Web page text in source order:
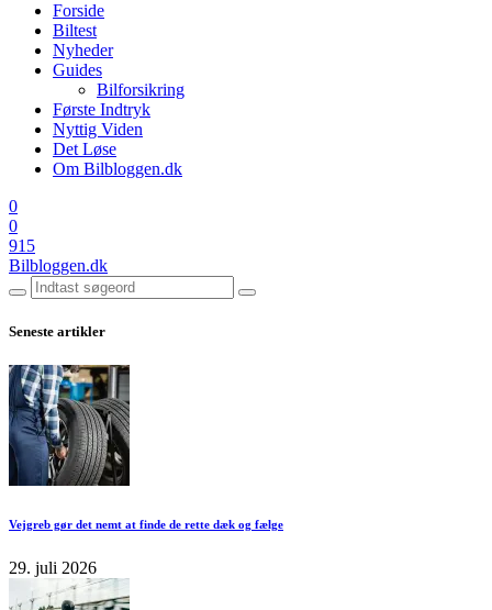
Forside
Biltest
Nyheder
Guides
Bilforsikring
Første Indtryk
Nyttig Viden
Det Løse
Om Bilbloggen.dk
0
0
915
Bilbloggen.dk
Seneste artikler
Vejgreb gør det nemt at finde de rette dæk og fælge
29. juli 2026